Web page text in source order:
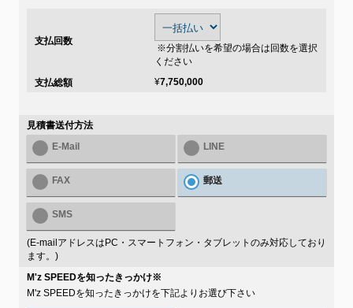
支払回数
※分割払いを希望の場合は回数を選択
ください
支払総額
¥7,750,000
見積書送付方法
E-Mail
LINE
FAX 郵送
SMS
(E-mailアドレスはPC・スマートフォン・タブレットのみ対応しており
ます。)
M'z SPEEDを知ったきっかけ※
M'z SPEEDを知ったきっかけを下記よりお選び下さい